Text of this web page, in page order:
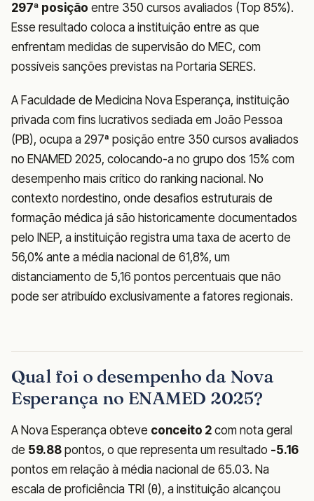
297ª posição entre 350 cursos avaliados (Top 85%).
Esse resultado coloca a instituição entre as que
enfrentam medidas de supervisão do MEC, com
possíveis sanções previstas na Portaria SERES.
A Faculdade de Medicina Nova Esperança, instituição
privada com fins lucrativos sediada em João Pessoa
(PB), ocupa a 297ª posição entre 350 cursos avaliados
no ENAMED 2025, colocando-a no grupo dos 15% com
desempenho mais crítico do ranking nacional. No
contexto nordestino, onde desafios estruturais de
formação médica já são historicamente documentados
pelo INEP, a instituição registra uma taxa de acerto de
56,0% ante a média nacional de 61,8%, um
distanciamento de 5,16 pontos percentuais que não
pode ser atribuído exclusivamente a fatores regionais.
Qual foi o desempenho da Nova
Esperança no ENAMED 2025?
A Nova Esperança obteve conceito 2 com nota geral
de 59.88 pontos, o que representa um resultado -5.16
pontos em relação à média nacional de 65.03. Na
escala de proficiência TRI (θ), a instituição alcançou